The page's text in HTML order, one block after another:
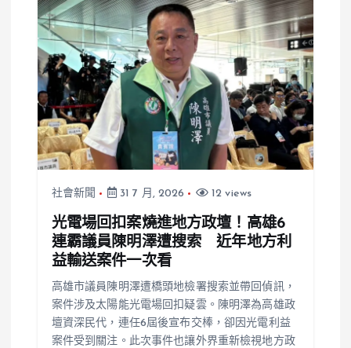
社會新聞 31 7 月, 2026 12 views
光電場回扣案燒進地方政壇！高雄6
連霸議員陳明澤遭搜索 近年地方利
益輸送案件一次看
高雄市議員陳明澤遭橋頭地檢署搜索並帶回偵訊，
案件涉及太陽能光電場回扣疑雲。陳明澤為高雄政
壇資深民代，連任6屆後宣布交棒，卻因光電利益
案件受到關注。此次事件也讓外界重新檢視地方政